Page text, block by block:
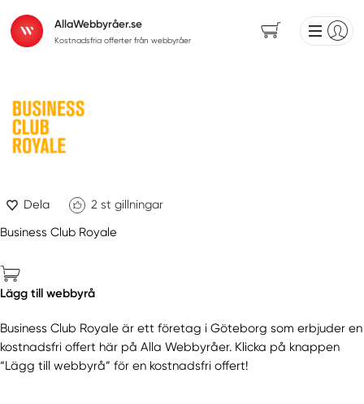
AllaWebbyråer.se
Kostnadsfria offerter från webbyråer
Dela 2 st gillningar
Business Club Royale
Lägg till webbyrå
Business Club Royale är ett företag i Göteborg som erbjuder en
kostnadsfri offert här på Alla Webbyråer. Klicka på knappen
“Lägg till webbyrå” för en kostnadsfri offert!